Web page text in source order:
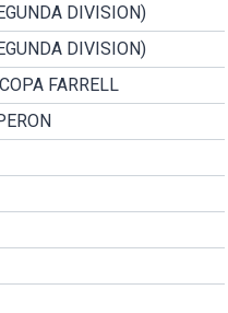
DIVISION)
DIVISION)
FARRELL